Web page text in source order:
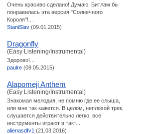
Очень красиво сделано! Думаю, Битлам бы
понравилась эта версия "Солнечного
Короля"!...
StaniSlav (09.01.2015)
Dragonfly
(Easy Listening/Instrumental)
Здорово!...
paulre (09.05.2015)
Alapomeji Anthem
(Easy Listening/Instrumental)
Знакомая мелодия, не помню где ее слыша,
или мне так кажется. В целом, неплохой трек,
слушается действительно легко, все
инструменты играют в такт....
alienasdfv1 (21.03.2016)